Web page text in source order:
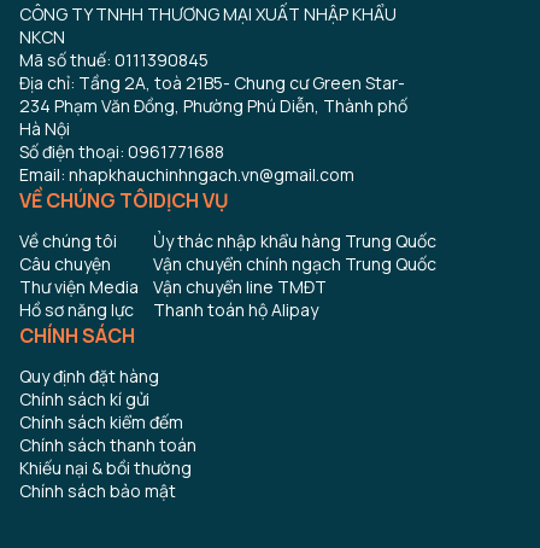
CÔNG TY TNHH THƯƠNG MẠI XUẤT NHẬP KHẨU
NKCN
Mã số thuế: 0111390845
Địa chỉ: Tầng 2A, toà 21B5- Chung cư Green Star-
234 Phạm Văn Đồng, Phường Phú Diễn, Thành phố
Hà Nội
Số điện thoại: 0961771688
Email: nhapkhauchinhngach.vn@gmail.com
VỀ CHÚNG TÔI
Về chúng tôi
Câu chuyện
Thư viện Media
Hồ sơ năng lực
DỊCH VỤ
Ủy thác nhập khẩu hàng Trung Quốc
Vận chuyển chính ngạch Trung Quốc
Vận chuyển line TMĐT
Thanh toán hộ Alipay
CHÍNH SÁCH
Quy định đặt hàng
Chính sách kí gửi
Chính sách kiểm đếm
Chính sách thanh toán
Khiếu nại & bồi thường
Chính sách bảo mật